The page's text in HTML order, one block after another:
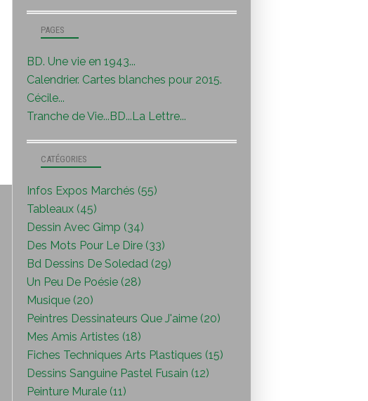
PAGES
BD. Une vie en 1943...
Calendrier. Cartes blanches pour 2015.
Cécile...
Tranche de Vie...BD...La Lettre...
CATÉGORIES
Infos Expos Marchés (55)
Tableaux (45)
Dessin Avec Gimp (34)
Des Mots Pour Le Dire (33)
Bd Dessins De Soledad (29)
Un Peu De Poésie (28)
Musique (20)
Peintres Dessinateurs Que J'aime (20)
Mes Amis Artistes (18)
Fiches Techniques Arts Plastiques (15)
Dessins Sanguine Pastel Fusain (12)
Peinture Murale (11)